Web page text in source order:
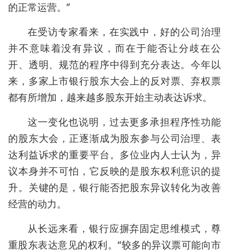
的正常运营。”
在受访专家看来，在实践中，好的公司治理
并不意味着没有异议，而在于能否让分歧在公
开、透明、规范的程序中得到充分表达。今年以
来，多家上市银行股东大会上的反对票、弃权票
都有所增加，越来越多股东开始主动表达诉求。
这一变化也说明，过去更多承担程序性功能
的股东大会，正逐渐成为股东参与公司治理、表
达利益诉求的重要平台。多位业内人士认为，异
议本身并不可怕，它反映的是股东权利意识的提
升。关键的是，银行能否把股东异议转化为改善
经营的动力。
从长远来看，银行应摒弃固定思维模式，尊
重股东表达意见的权利。“较多的异议票可能向市